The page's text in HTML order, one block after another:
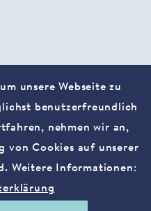
unsere Webseite zu
benutzerfreundlich
nehmen wir an,
von Cookies auf unserer
Weitere Informationen: